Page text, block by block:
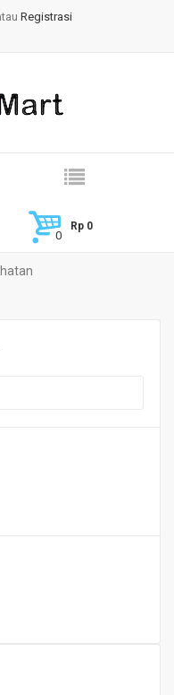
Registrasi
Rp 0